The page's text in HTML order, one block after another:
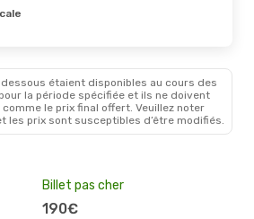
étaient disponibles au cours des
la période spécifiée et ils ne doivent
le prix final offert. Veuillez noter
les prix sont susceptibles d’être modifiés.
Billet pas cher
190€